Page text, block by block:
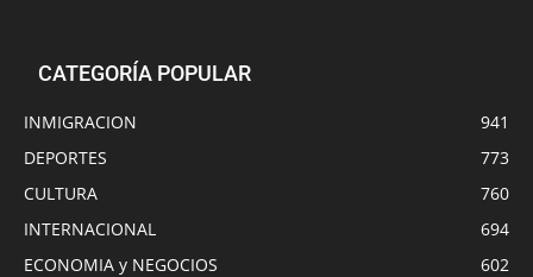
CATEGORÍA POPULAR
INMIGRACION
941
DEPORTES
773
CULTURA
760
INTERNACIONAL
694
ECONOMIA y NEGOCIOS
602